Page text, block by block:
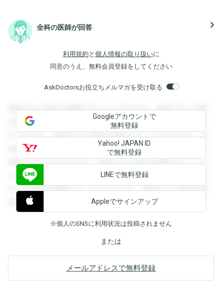
全科の医師が回答 navigate_next
利用規約 と 個人情報の取り扱いに
同意のうえ、無料会員登録をしてください
AskDoctorsお役立ちメルマガを受け取る
登録すると回答を閲覧することができます。登録すると回答
を閲覧することができます。登録すると回答を閲覧すること
ができます。登録すると回答を閲覧することができます。登
録すると回答を閲覧することができます。登録すると回答を
閲覧することができます。登録すると回答を閲覧することが
できます。登録すると回答を閲覧することができます。登録
すると回答を閲覧することができます。登録すると回答を閲
覧することができます。
Googleアカウントで
無料登録
Yahoo! JAPAN ID
で無料登録
LINEで無料登録
Appleでサインアップ
※個人のSNSに利用状況は投稿されません
または
メールアドレスで無料登録